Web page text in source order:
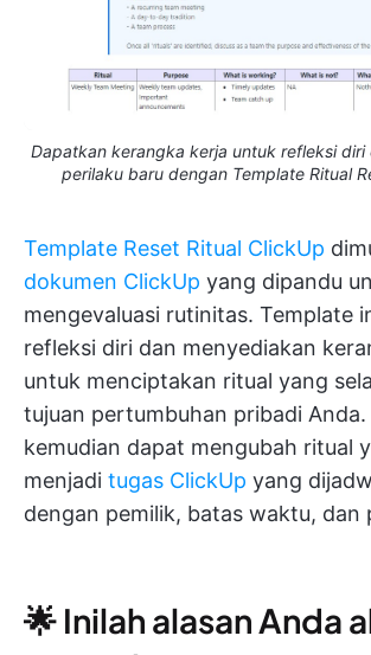
Dapatkan kerangka kerja untuk refleksi diri
perilaku baru dengan Template Ritual
Template Reset Ritual ClickUp
dokumen ClickUp yang dipandu
mengevaluasi rutinitas. Template
refleksi diri dan menyediakan
untuk menciptakan ritual yang
tujuan pertumbuhan pribadi Anda.
kemudian dapat mengubah ritual
menjadi tugas ClickUp yang
dengan pemilik, batas waktu, dan
🌟 Inilah alasan Anda